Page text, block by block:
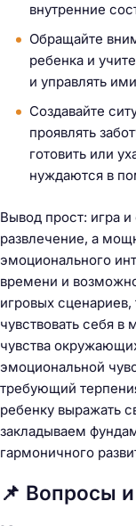
внутренние
Обращайте
ребенка и
и управлять
Создавайте
проявлять
готовить или
нуждаются в
Вывод прост: игра
развлечение, а
эмоционального
времени и
игровых
чувствовать себя
чувства
эмоциональной
требующий
ребенку выражать
закладываем
гармоничного
📌 Вопросы